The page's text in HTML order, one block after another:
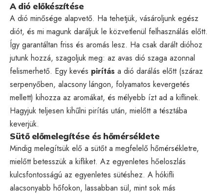
A dió előkészítése
A dió minősége alapvető. Ha tehetjük, vásároljunk egész
diót, és mi magunk daráljuk le közvetlenül felhasználás előtt.
Így garantáltan friss és aromás lesz. Ha csak darált dióhoz
jutunk hozzá, szagoljuk meg: az avas dió szaga azonnal
felismerhető. Egy kevés pirítás a dió darálás előtt (száraz
serpenyőben, alacsony lángon, folyamatos kevergetés
mellett) kihozza az aromákat, és mélyebb ízt ad a kiflinek.
Hagyjuk teljesen kihűlni pirítás után, mielőtt a tésztába
keverjük.
Sütő előmelegítése és hőmérséklete
Mindig melegítsük elő a sütőt a megfelelő hőmérsékletre,
mielőtt betesszük a kifliket. Az egyenletes hőeloszlás
kulcsfontosságú az egyenletes sütéshez. A hókifli
alacsonyabb hőfokon, lassabban sül, mint sok más